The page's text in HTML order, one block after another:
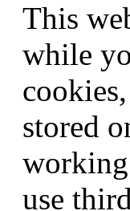
This
while
stored
use